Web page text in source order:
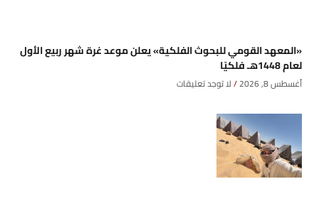
«المعهد القومي للبحوث الفلكية» يعلن موعد غرة شهر ربيع الأول
لعام 1448هـ فلكيًا
أغسطس 8, 2026 لا توجد تعليقات